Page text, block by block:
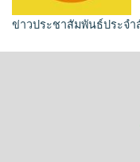
ข่าวประชาสัมพันธ์ประจ